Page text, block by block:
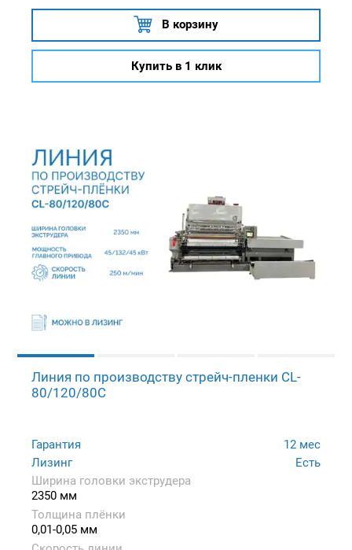
В корзину
Купить в 1 клик
Линия по производству стрейч-пленки CL-
80/120/80C
Гарантия
12 мес
Лизинг
Есть
Ширина головки экструдера
2350 мм
Толщина плёнки
0,01-0,05 мм